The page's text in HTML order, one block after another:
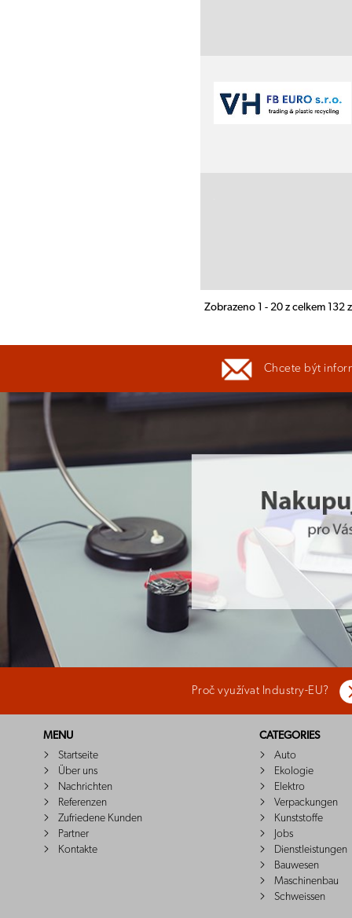
Zobrazeno 1 - 20 z celkem 132
Chcete být
Proč využívat Industry-EU?
MENU
Startseite
Über uns
Nachrichten
Referenzen
Zufriedene Kunden
Partner
Kontakte
CATEGORIES
Auto
Ekologie
Elektro
Verpackungen
Kunststoffe
Jobs
Dienstleistungen
Bauwesen
Maschinenbau
Schweissen